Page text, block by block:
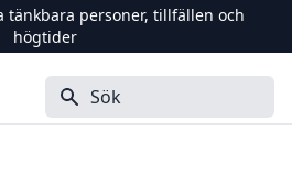
personer, tillfällen och
högtider
Sök